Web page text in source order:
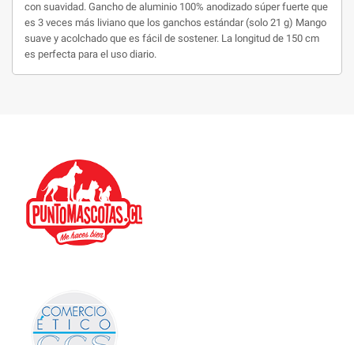
con suavidad. Gancho de aluminio 100% anodizado súper fuerte que
es 3 veces más liviano que los ganchos estándar (solo 21 g) Mango
suave y acolchado que es fácil de sostener. La longitud de 150 cm
es perfecta para el uso diario.